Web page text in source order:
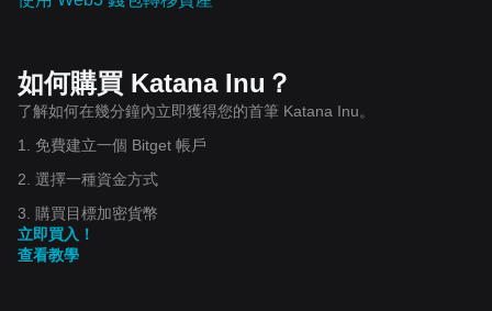
如何購買 Katana Inu？
了解如何在幾分鐘內立即獲得您的首筆 Katana Inu。
1. 免費建立一個 Bitget 帳戶
2. 選擇一種資金方式
3. 購買目標加密貨幣
立即買入！
查看教學